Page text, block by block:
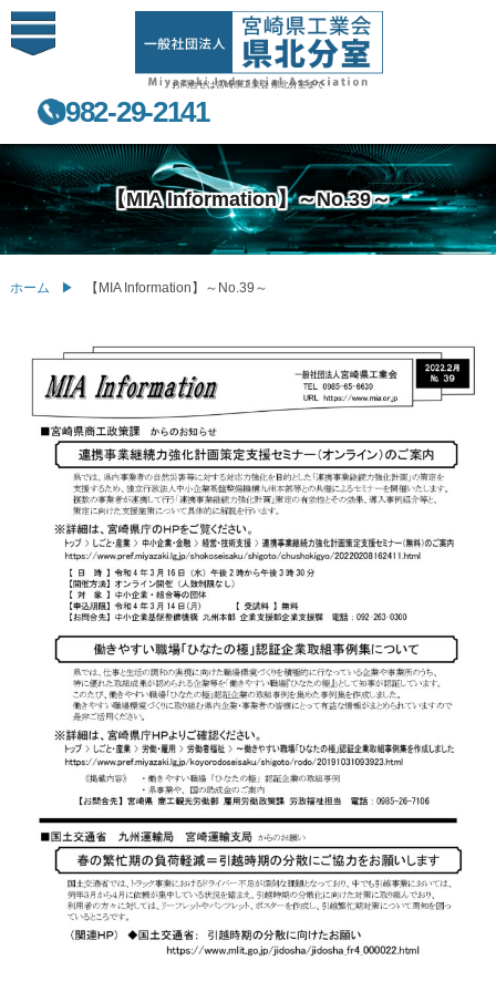
お問合せは宮崎県工業会 県北分室まで
0982-29-2141
【MIA Information】～No.39～
ホーム 【MIA Information】～No.39～